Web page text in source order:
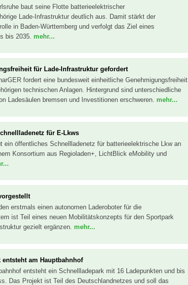
baut seine Flotte batterieelektrischer
Lade-Infrastruktur deutlich aus. Damit stärkt der
in Baden-Württemberg und verfolgt das Ziel eines
bis 2035. mehr...
für Lade-Infrastruktur gefordert
fordert eine bundesweit einheitliche Genehmigungsfreiheit
technischen Anlagen. Hintergrund sind unterschiedliche
Ladesäulen bremsen und Investitionen erschweren. mehr...
für E-Lkws
ein öffentliches Schnellladenetz für batterieelektrische Lkw an
Konsortium aus Regioladen+, LichtBlick eMobility und
erstmals einen autonomen Laderoboter für die
ist Teil eines neuen Mobilitätskonzepts für den Sportpark
gezielt ergänzen. mehr...
am Hauptbahnhof
entsteht ein Schnellladepark mit 16 Ladepunkten und bis
Das Projekt ist Teil des Deutschlandnetzes und soll das